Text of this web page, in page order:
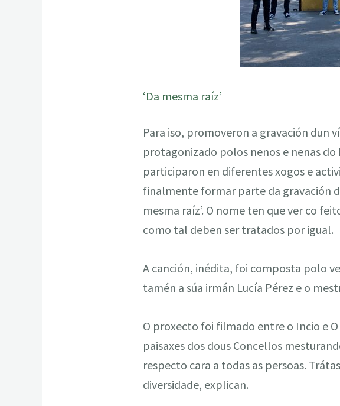
‘Da mesma raíz’
Para iso, promoveron a gravación dun
protagonizado polos nenos e nenas do
participaron en diferentes xogos e
finalmente formar parte da gravación
mesma raíz’. O nome ten que ver co
como tal deben ser tratados por igual.
A canción, inédita, foi composta polo
tamén a súa irmán Lucía Pérez e o
O proxecto foi filmado entre o Incio e
paisaxes dos dous Concellos
respecto cara a todas as persoas.
diversidade, explican.